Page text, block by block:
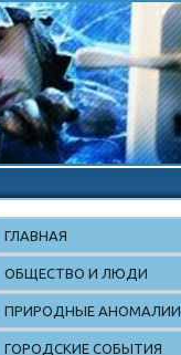
ГЛАВНАЯ
ОБЩЕСТВО И ЛЮДИ
ПРИРОДНЫЕ АНОМАЛИИ
ГОРОДСКИЕ СОБЫТИЯ